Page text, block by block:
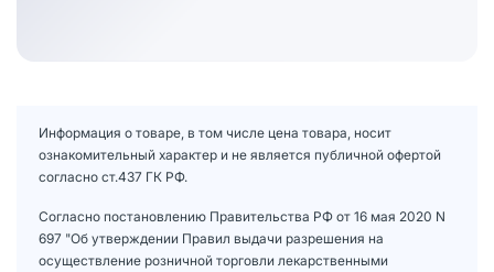
Информация о товаре, в том числе цена товара, носит
ознакомительный характер и не является публичной офертой
согласно ст.437 ГК РФ.
Согласно постановлению Правительства РФ от 16 мая 2020 N
697 "Об утверждении Правил выдачи разрешения на
осуществление розничной торговли лекарственными